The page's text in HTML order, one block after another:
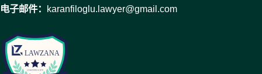
电子邮件： karanfiloglu.lawyer@gmail.com